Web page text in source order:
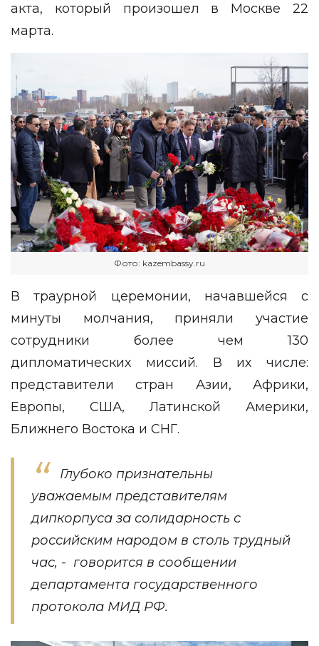
акта, который произошел в Москве 22
марта.
Фото: kazembassy.ru
В траурной церемонии, начавшейся с
минуты молчания, приняли участие
сотрудники более чем 130
дипломатических миссий. В их числе:
представители стран Азии, Африки,
Европы, США, Латинской Америки,
Ближнего Востока и СНГ.
Глубоко признательны
уважаемым представителям
дипкорпуса за солидарность с
российским народом в столь трудный
час, - говорится в сообщении
департамента государственного
протокола МИД РФ.